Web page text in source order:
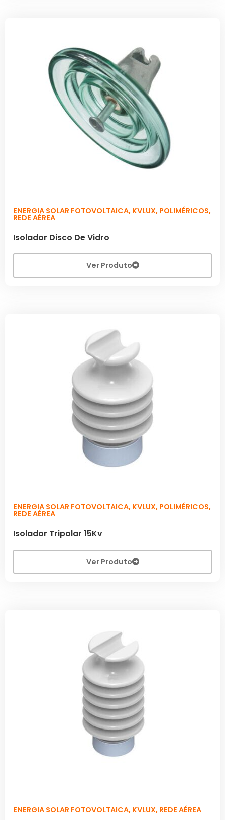
ENERGIA SOLAR FOTOVOLTAICA, KVLUX, POLIMÉRICOS,
REDE AÉREA
Isolador Disco De Vidro
Ver Produto
ENERGIA SOLAR FOTOVOLTAICA, KVLUX, POLIMÉRICOS,
REDE AÉREA
Isolador Tripolar 15Kv
Ver Produto
ENERGIA SOLAR FOTOVOLTAICA, KVLUX, REDE AÉREA